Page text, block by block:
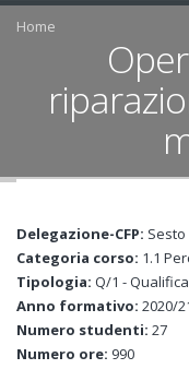
Home
Delegazione-CFP:
Categoria corso: 1.1
Tipologia: Q/1 -
Anno formativo: 2020/
Numero studenti: 27
Numero ore: 990